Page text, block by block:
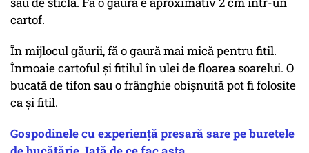
cartof.
În mijlocul găurii, fă o gaură mai mică pentru fitil.
Înmoaie cartoful și fitilul în ulei de floarea soarelui. O
bucată de tifon sau o frânghie obișnuită pot fi folosite
ca și fitil.
Gospodinele cu experiență presară sare pe buretele